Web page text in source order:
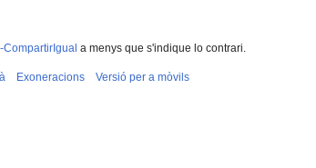
CompartirIgual a menys que s'indique lo contrari.
Exoneracions Versió per a mòvils